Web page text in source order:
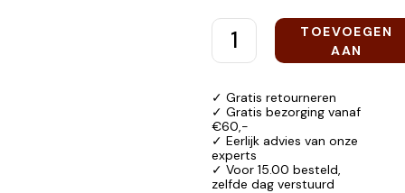
TOEVOEGEN
AAN
✓ Gratis retourneren
✓ Gratis bezorging vanaf
€60,-
✓ Eerlijk advies van onze
experts
✓ Voor 15.00 besteld,
zelfde dag verstuurd